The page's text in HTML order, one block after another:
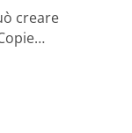
creare